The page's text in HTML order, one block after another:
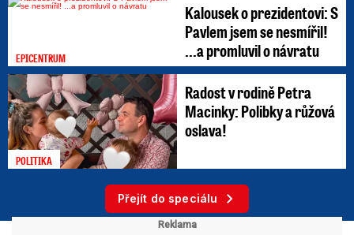
EPICENTRUM
Kalousek o prezidentovi: S
Pavlem jsem se nesmířil!
...a promluvil o návratu
POLITIKA
Radost v rodině Petra
Macinky: Polibky a růžová
oslava!
Přejít do speciálu